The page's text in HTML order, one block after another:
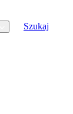
Szukaj